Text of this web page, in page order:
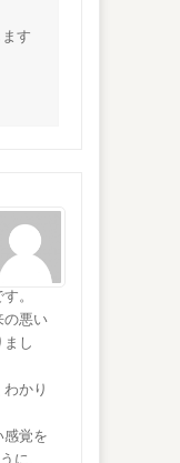
す
。
の悪い
し
かり
覚を
に、